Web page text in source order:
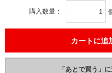
購入数量